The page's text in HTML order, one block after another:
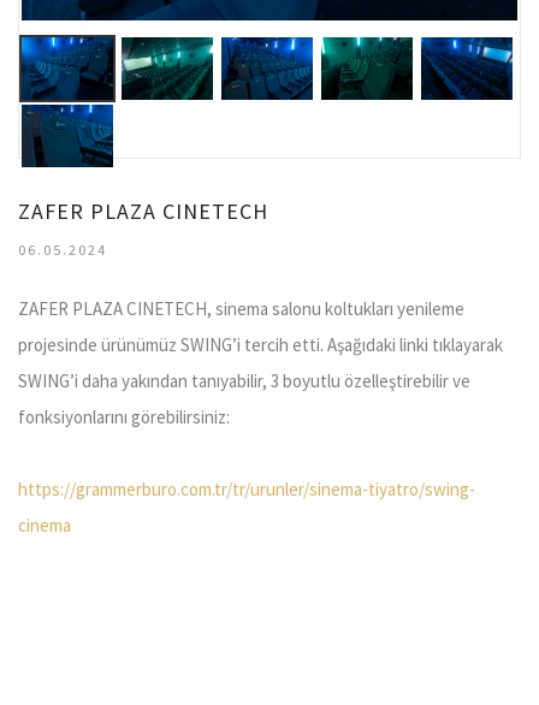
ZAFER PLAZA CINETECH
06.05.2024
ZAFER PLAZA CINETECH, sinema salonu koltukları yenileme
projesinde ürünümüz SWING’i tercih etti. Aşağıdaki linki tıklayarak
SWING’i daha yakından tanıyabilir, 3 boyutlu özelleştirebilir ve
fonksiyonlarını görebilirsiniz:
https://grammerburo.com.tr/tr/urunler/sinema-tiyatro/swing-
cinema